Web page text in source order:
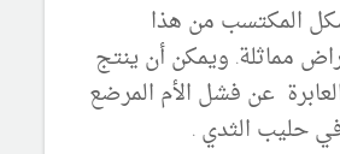
المكتسب من هذا
مماثلة. ويمكن أن ينتج
عن فشل الأم المرضع
في حليب الثدي .